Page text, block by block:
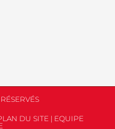
DU SITE | EQUIPE